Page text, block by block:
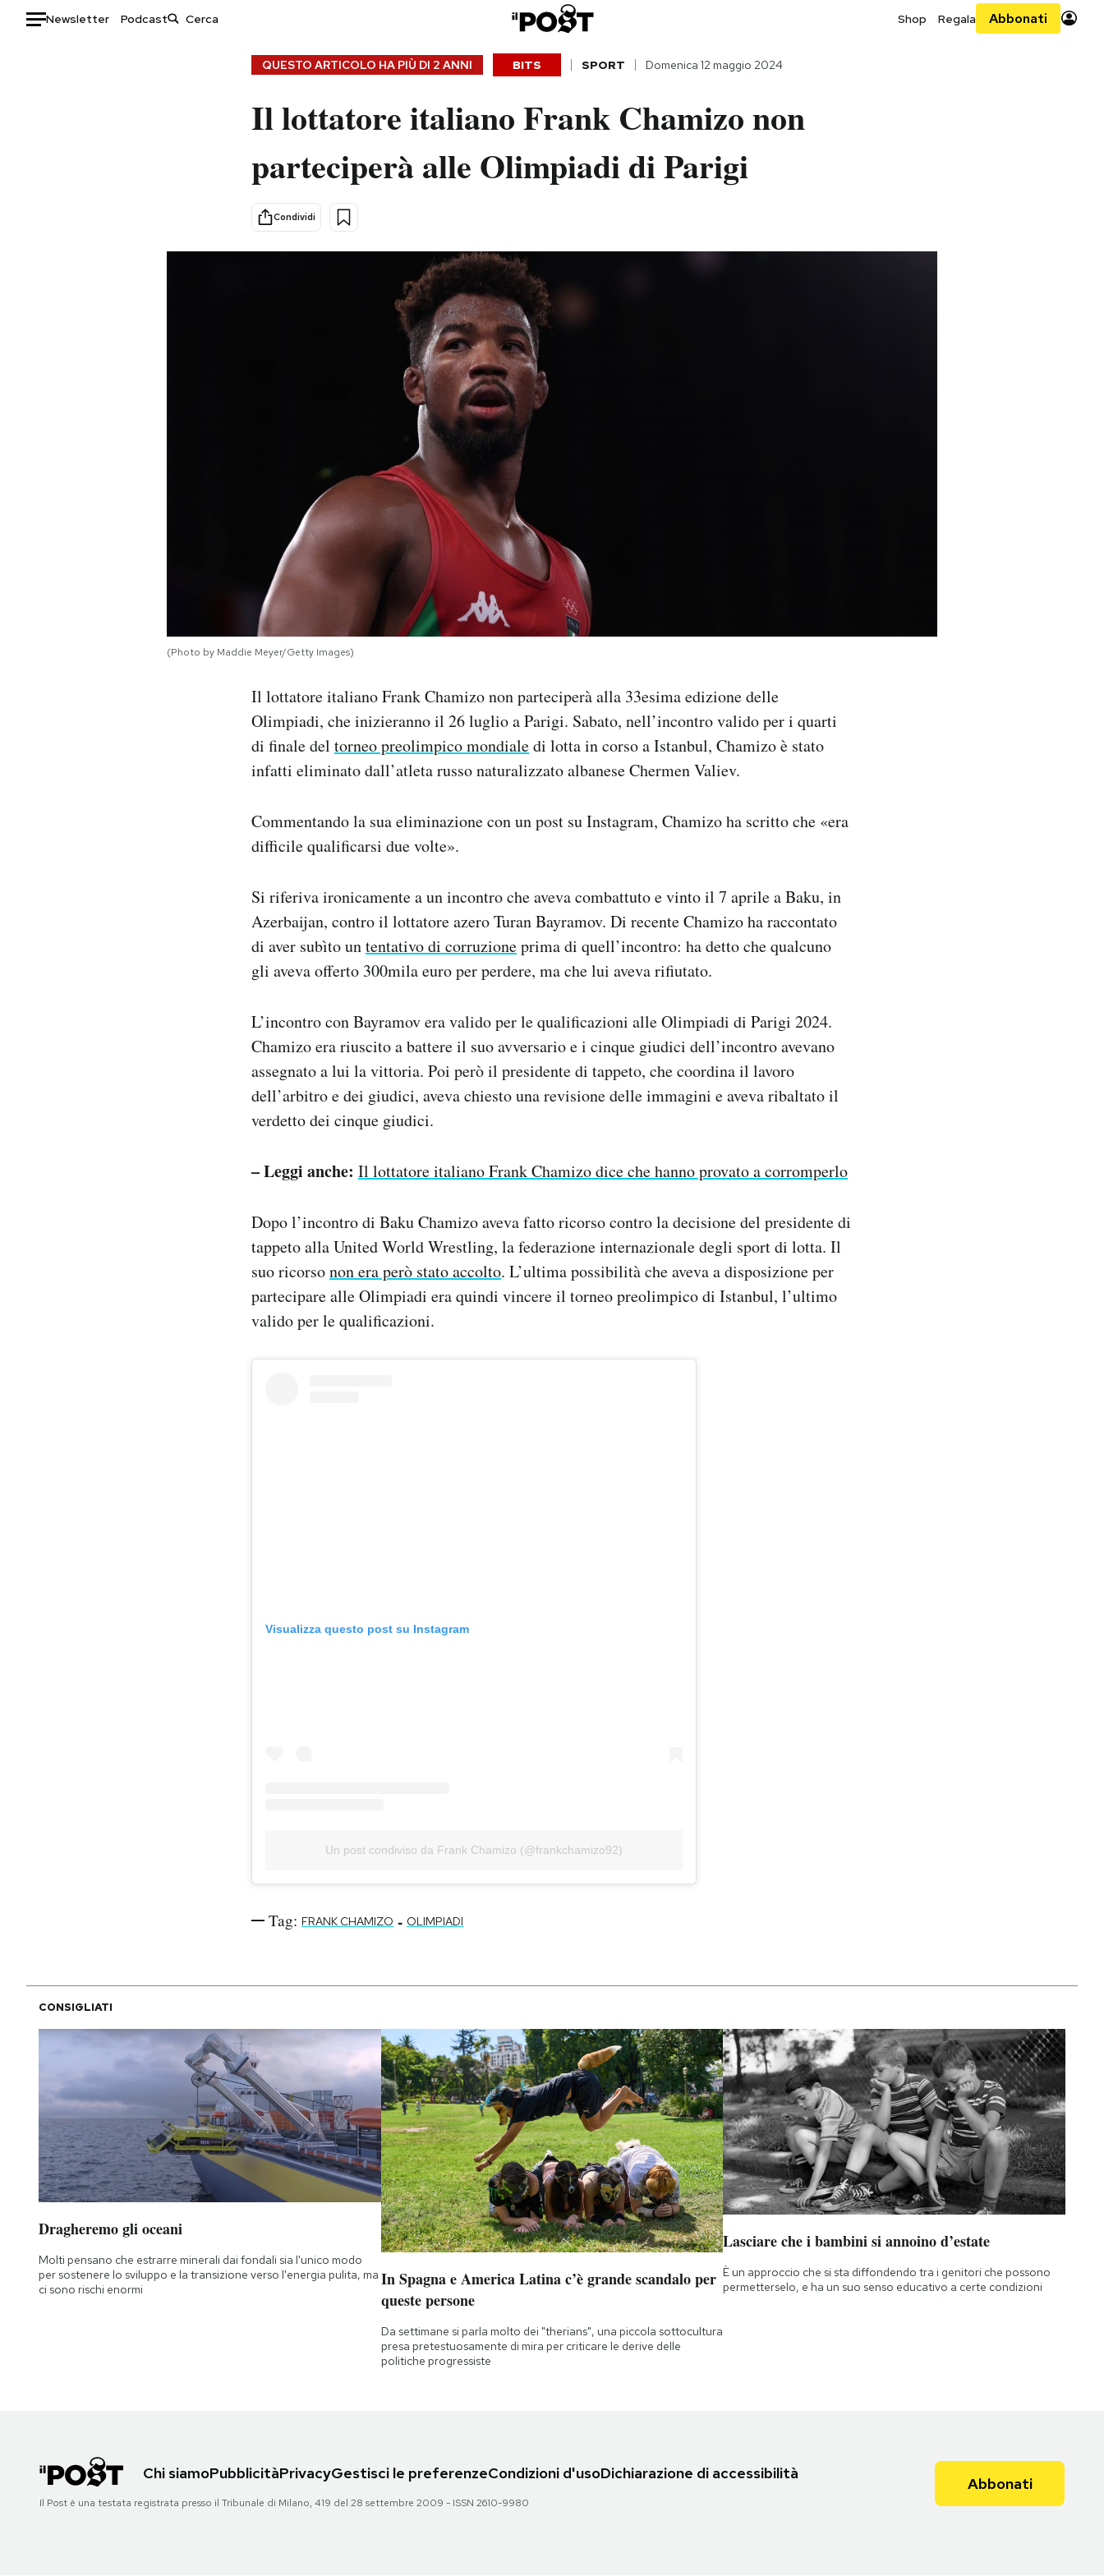
Newsletter Podcast Shop Regala Abbonati
Consumismi
Storie/Idee
Ok Boomer!
Media
QUESTO ARTICOLO HA PIÙ DI 2 ANNI BITS SPORT Domenica 12 maggio 2024
Il lottatore italiano Frank Chamizo non
parteciperà alle Olimpiadi di Parigi
Condividi
(Photo by Maddie Meyer/Getty Images)
Il lottatore italiano Frank Chamizo non parteciperà alla 33esima edizione delle
Olimpiadi, che inizieranno il 26 luglio a Parigi. Sabato, nell’incontro valido per i quarti
di finale del torneo preolimpico mondialedi lotta in corso a Istanbul, Chamizo è stato
infatti eliminato dall’atleta russo naturalizzato albanese Chermen Valiev.
Commentando la sua eliminazione con un post su Instagram, Chamizo ha scritto che «era
difficile qualificarsi due volte».
Si riferiva ironicamente a un incontro che aveva combattuto e vinto il 7 aprile a Baku, in
Azerbaijan, contro il lottatore azero Turan Bayramov. Di recente Chamizo ha raccontato
di aver subìto untentativo di corruzioneprima di quell’incontro: ha detto che qualcuno
gli aveva offerto 300mila euro per perdere, ma che lui aveva rifiutato.
L’incontro con Bayramov era valido per le qualificazioni alle Olimpiadi di Parigi 2024.
Chamizo era riuscito a battere il suo avversario e i cinque giudici dell’incontro avevano
assegnato a lui la vittoria. Poi però il presidente di tappeto, che coordina il lavoro
dell’arbitro e dei giudici, aveva chiesto una revisione delle immagini e aveva ribaltato il
verdetto dei cinque giudici.
– Leggi anche: Il lottatore italiano Frank Chamizo dice che hanno provato a corromperlo
Dopo l’incontro di Baku Chamizo aveva fatto ricorso contro la decisione del presidente di
tappeto alla United World Wrestling, la federazione internazionale degli sport di lotta. Il
suo ricorsonon era però stato accolto. L’ultima possibilità che aveva a disposizione per
partecipare alle Olimpiadi era quindi vincere il torneo preolimpico di Istanbul, l’ultimo
valido per le qualificazioni.
Visualizza questo post su Instagram
Un post condiviso da Frank Chamizo (@frankchamizo92)
Tag: FRANK CHAMIZO - OLIMPIADI
CONSIGLIATI
Dragheremo gli oceani
Molti pensano che estrarre minerali dai fondali sia l'unico modo
per sostenere lo sviluppo e la transizione verso l'energia pulita, ma
ci sono rischi enormi
In Spagna e America Latina c’è grande scandalo per
queste persone
Da settimane si parla molto dei "therians", una piccola sottocultura
presa pretestuosamente di mira per criticare le derive delle
politiche progressiste
Lasciare che i bambini si annoino d’estate
È un approccio che si sta diffondendo tra i genitori che possono
permetterselo, e ha un suo senso educativo a certe condizioni
Chi siamoPubblicitàPrivacyGestisci le preferenzeCondizioni d'usoDichiarazione di accessibilità
Il Post è una testata registrata presso il Tribunale di Milano, 419 del 28 settembre 2009 - ISSN 2610-9980
Abbonati